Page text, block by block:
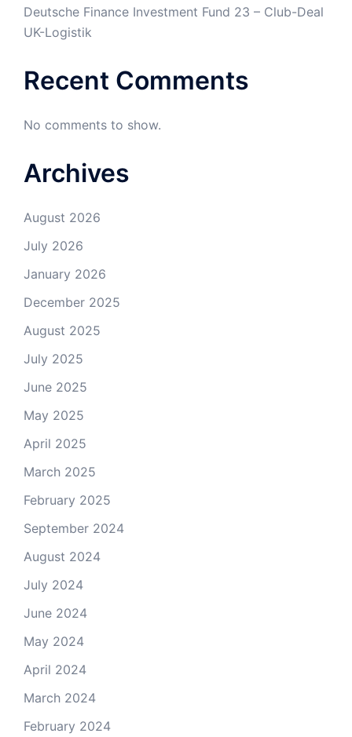
Deutsche Finance Investment Fund 23 – Club-Deal
UK-Logistik
Recent Comments
No comments to show.
Archives
August 2026
July 2026
January 2026
December 2025
August 2025
July 2025
June 2025
May 2025
April 2025
March 2025
February 2025
September 2024
August 2024
July 2024
June 2024
May 2024
April 2024
March 2024
February 2024